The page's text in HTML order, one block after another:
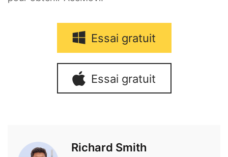
Essai gratuit
Essai gratuit
Richard Smith